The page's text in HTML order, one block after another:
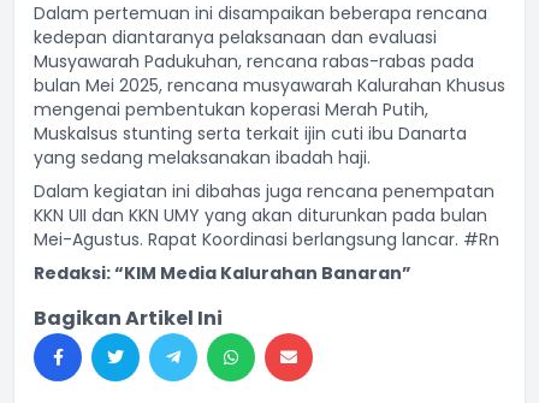
Dalam pertemuan ini disampaikan beberapa rencana
kedepan diantaranya pelaksanaan dan evaluasi
Musyawarah Padukuhan, rencana rabas-rabas pada
bulan Mei 2025, rencana musyawarah Kalurahan Khusus
mengenai pembentukan koperasi Merah Putih,
Muskalsus stunting serta terkait ijin cuti ibu Danarta
yang sedang melaksanakan ibadah haji.
Dalam kegiatan ini dibahas juga rencana penempatan
KKN UII dan KKN UMY yang akan diturunkan pada bulan
Mei-Agustus. Rapat Koordinasi berlangsung lancar. #Rn
Redaksi: “KIM Media Kalurahan Banaran”
Bagikan Artikel Ini